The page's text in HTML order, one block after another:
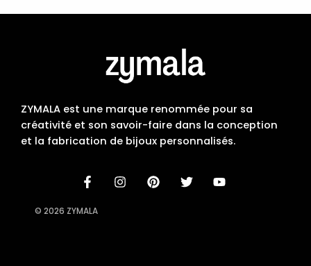
ZYMALA est une marque renommée pour sa
créativité et son savoir-faire dans la conception
et la fabrication de bijoux personnalisés.
© 2026 ZYMALA